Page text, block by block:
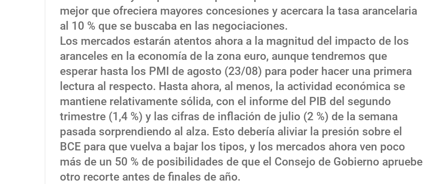
mejor que ofreciera mayores concesiones y acercara la tasa arancelaria
al 10 % que se buscaba en las negociaciones.
Los mercados estarán atentos ahora a la magnitud del impacto de los
aranceles en la economía de la zona euro, aunque tendremos que
esperar hasta los PMI de agosto (23/08) para poder hacer una primera
lectura al respecto. Hasta ahora, al menos, la actividad económica se
mantiene relativamente sólida, con el informe del PIB del segundo
trimestre (1,4 %) y las cifras de inflación de julio (2 %) de la semana
pasada sorprendiendo al alza. Esto debería aliviar la presión sobre el
BCE para que vuelva a bajar los tipos, y los mercados ahora ven poco
más de un 50 % de posibilidades de que el Consejo de Gobierno apruebe
otro recorte antes de finales de año.